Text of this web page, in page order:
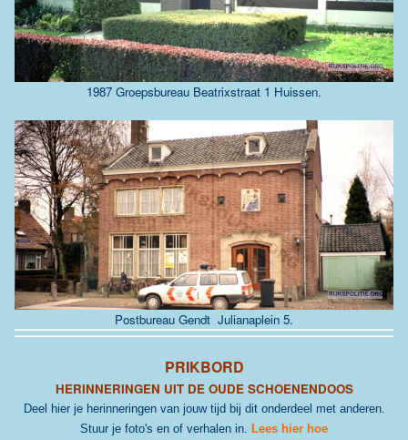
1987 Groepsbureau Beatrixstraat 1 Huissen.
Postbureau Gendt Julianaplein 5.
PRIKBORD
HERINNERINGEN UIT DE OUDE SCHOENENDOOS
Deel hier je herinneringen van jouw tijd bij dit onderdeel met anderen.
Stuur je foto's en of verhalen in.
Lees hier hoe